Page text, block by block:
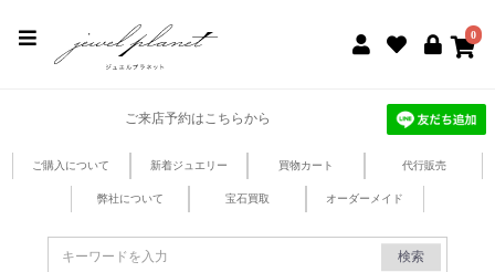
0
ご来店予約はこちらから
ご購入について 新着ジュエリー 買物カート 代行販売
弊社について 宝石買取 オーダーメイド
検索